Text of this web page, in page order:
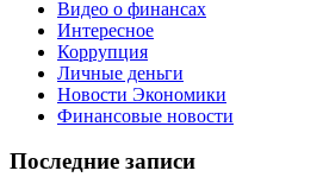
Видео о финансах
Интересное
Коррупция
Личные деньги
Новости Экономики
Финансовые новости
Последние записи